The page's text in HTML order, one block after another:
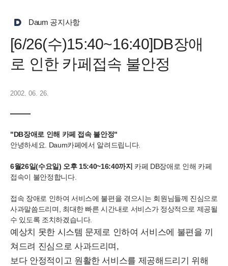
Daum 공지사항
[6/26(수)15:40~16:40]DB장애
로 인한 카페접속 불안정
2002. 06. 26.
"DB장애로 인해 카페 접속 불안정"
안녕하세요. Daum카페에서 알려드립니다.
6월26일(수요일) 오후 15:40~16:40까지 카페 DB장애로 인해 카페
접속이 불안정합니다.
접속 장애로 인하여 서비스에 불편을 겪으시는 회원님들께 진심으로
사과말씀드리며, 최대한 빠른 시간내로 서비스가 정상적으로 제공될
수 있도록 조치하겠습니다.
예상치 못한 시스템 문제로 인하여 서비스에 불편을 끼
쳐드려 진심으로 사과드리며,
보다 안정적이고 원활한 서비스를 제공해드리기 위해